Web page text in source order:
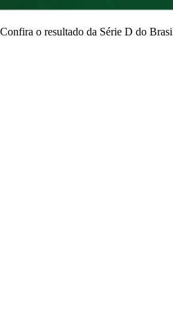
Confira o resultado da Série D do